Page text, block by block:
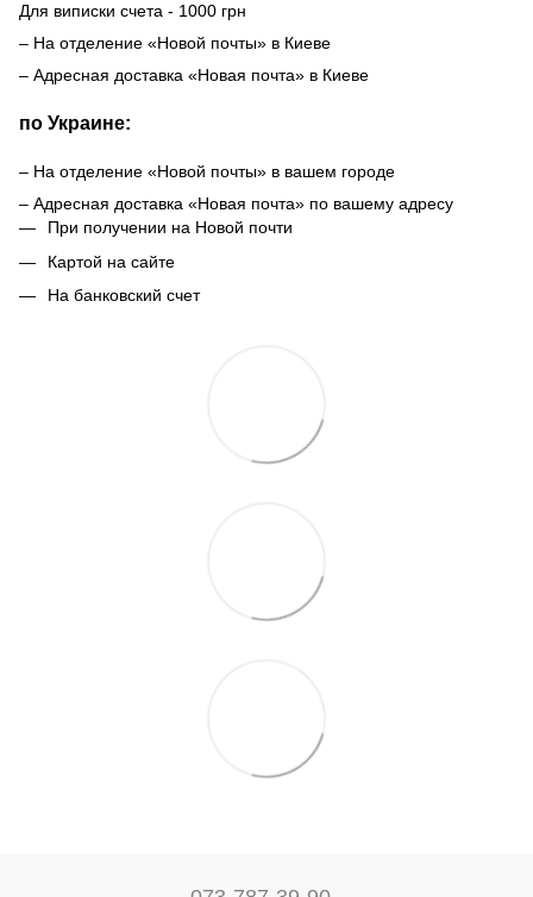
Для виписки счета - 1000 грн
– На отделение «Новой почты» в Киеве
– Адресная доставка «Новая почта» в Киеве
по Украине:
– На отделение «Новой почты» в вашем городе
– Адресная доставка «Новая почта» по вашему адресу
При получении на Новой почти
Картой на сайте
На банковский счет